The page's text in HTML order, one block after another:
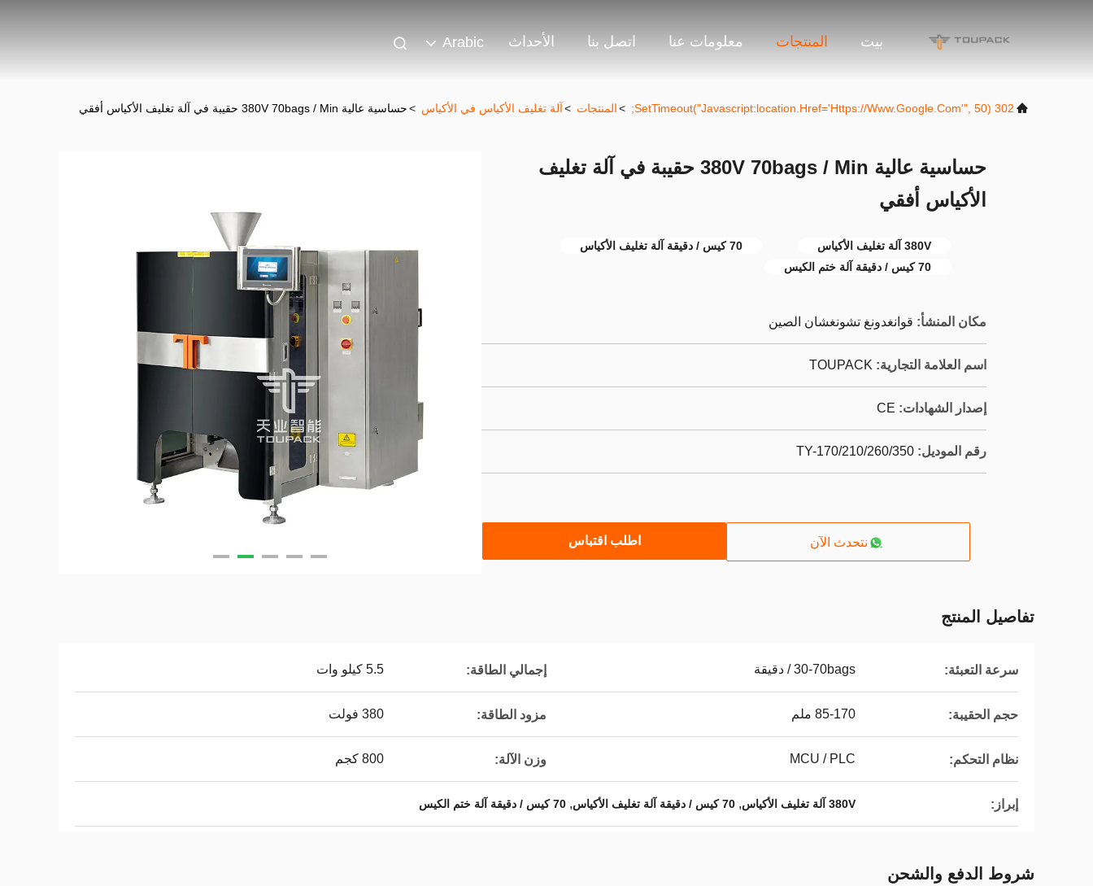
بيت المنتجات معلومات عنا اتصل بنا الأحداث Arabic
302 SetTimeout("javascript:location.href='https://www.google.com'", 50);
>المنتجات >آلة تغليف الأكياس في الأكياس >حساسية عالية 380V 70bags / Min حقيبة في آلة تغليف الأكياس أفقي
حساسية عالية 380V 70bags / Min حقيبة في آلة تغليف
الأكياس أفقي
380V آلة تغليف الأكياس
70 كيس / دقيقة آلة تغليف الأكياس
70 كيس / دقيقة آلة ختم الكيس
مكان المنشأ: قوانغدونغ تشونغشان الصين
اسم العلامة التجارية: TOUPACK
إصدار الشهادات: CE
رقم الموديل: TY-170/210/260/350
نتحدث الآن اطلب اقتباس
تفاصيل المنتج
سرعة التعبئة: 30-70bags / دقيقة إجمالي الطاقة: 5.5 كيلو وات
حجم الحقيبة: 85-170 ملم مزود الطاقة: 380 فولت
نظام التحكم: MCU / PLC وزن الآلة: 800 كجم
إبراز: 380V آلة تغليف الأكياس , 70 كيس / دقيقة آلة تغليف الأكياس , 70 كيس / دقيقة آلة ختم الكيس
شروط الدفع والشحن